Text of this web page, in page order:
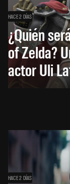
HACE 2 DÍAS
¿Quién
of Zelda?
actor Uli
HACE 2 DÍAS